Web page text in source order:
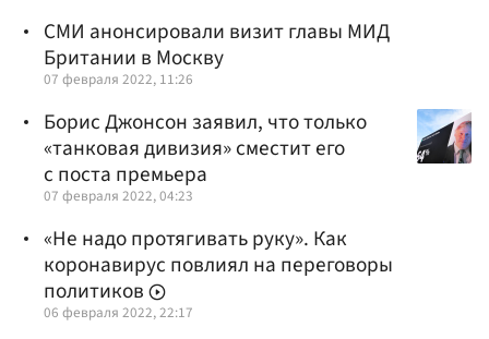
СМИ анонсировали визит главы МИД
Британии в Москву
07 февраля 2022, 11:26
Борис Джонсон заявил, что только
«танковая дивизия» сместит его
с поста премьера
07 февраля 2022, 04:23
«Не надо протягивать руку». Как
коронавирус повлиял на переговоры
политиков
06 февраля 2022, 22:17